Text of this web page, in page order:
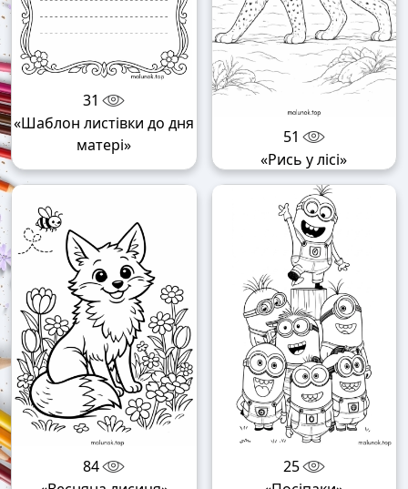
31
«Шаблон листівки до дня
матері»
51
«Рись у лісі»
84
25